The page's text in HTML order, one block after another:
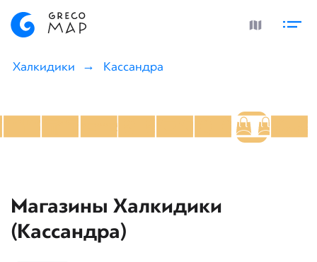
Халкидики Кассандра
Магазины Халкидики
(Кассандра)